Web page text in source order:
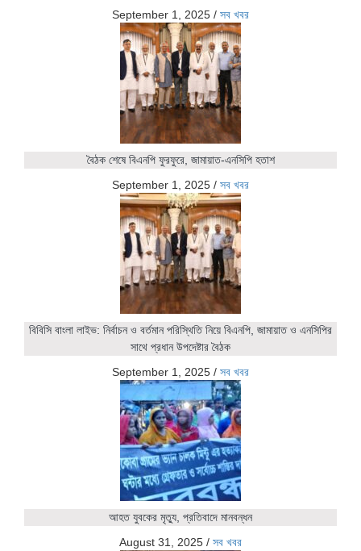
September 1, 2025 / সব খবর
বৈঠক শেষে বিএনপি ফুরফুরে, জামায়াত-এনসিপি হতাশ
September 1, 2025 / সব খবর
বিবিসি বাংলা লাইভ: নির্বাচন ও বর্তমান পরিস্থিতি নিয়ে বিএনপি, জামায়াত ও এনসিপির
সাথে প্রধান উপদেষ্টার বৈঠক
September 1, 2025 / সব খবর
আহত যুবকের মৃত্যু, প্রতিবাদে মানবন্ধন
August 31, 2025 / সব খবর